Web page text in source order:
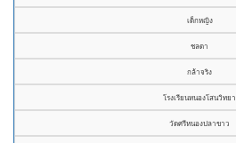
เด็กหญิง
ชลดา
กล้าจริง
โรงเรียนหนองโสนวิทยา
วัดศรีหนองปลาขาว